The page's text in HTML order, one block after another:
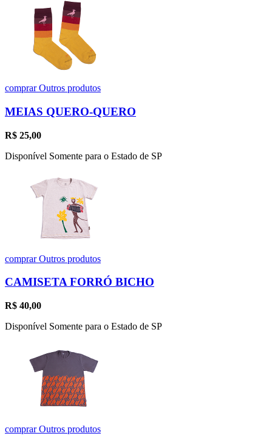
comprarOutros produtos
MEIAS QUERO-QUERO
R$ 25,00
Disponível Somente para o Estado de SP
comprarOutros produtos
CAMISETA FORRÓ BICHO
R$ 40,00
Disponível Somente para o Estado de SP
comprarOutros produtos